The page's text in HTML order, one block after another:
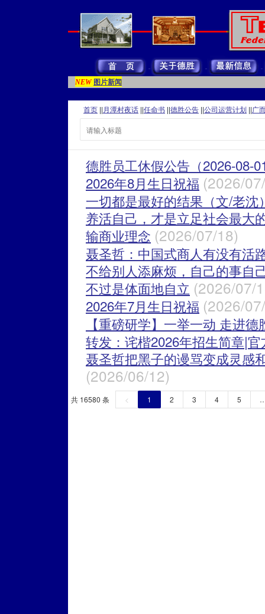
NEW 图片新闻
首页 ||月潭村夜话 ||任命书 ||德胜公告 ||公司运营计划 ||广
德胜员工休假公告（2026-08-
2026年8月生日祝福 (2026/
一切都是最好的结果（文/老沈
养活自己，才是立足社会最
输商业理念 (2026/07/18)
聂圣哲：中国式商人有没有活
不给别人添麻烦，自己的事
不过是体面地自立 (2026/07/
2026年7月生日祝福 (2026/
【重磅研学】一举一动 走进德
转发：诧楷2026年招生简章|
聂圣哲把黑子的谩骂变成灵感
(2026/06/12)
共 16580 条 < 1 2 3 4 5